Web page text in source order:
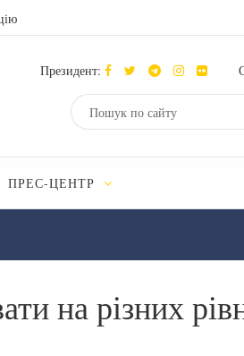
Президент:
ПРЕС-ЦЕНТР
на різних